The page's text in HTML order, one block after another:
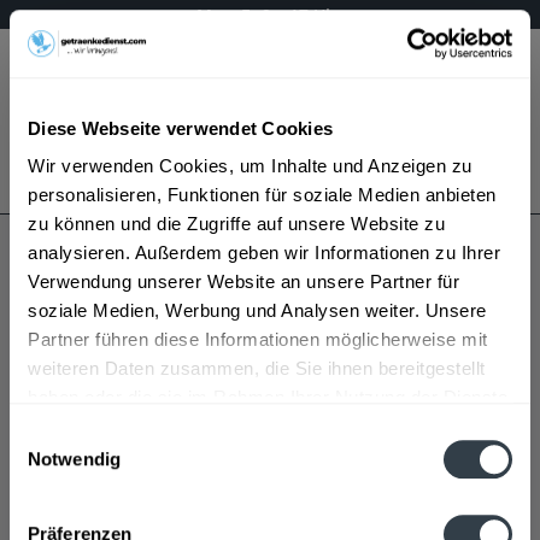
Diese Webseite verwendet Cookies
Wir verwenden Cookies, um Inhalte und Anzeigen zu
personalisieren, Funktionen für soziale Medien anbieten
zu können und die Zugriffe auf unsere Website zu
analysieren. Außerdem geben wir Informationen zu Ihrer
Verwendung unserer Website an unsere Partner für
soziale Medien, Werbung und Analysen weiter. Unsere
Partner führen diese Informationen möglicherweise mit
weiteren Daten zusammen, die Sie ihnen bereitgestellt
Notwendig
Präferenzen
Mo – Fr 9 – 17 Uhr
Menü
Bestellung widerrufen
Es gilt unsere Datenschutzerklärung
Bruch
Bruch wird in den folgenden Regionen, Städten,